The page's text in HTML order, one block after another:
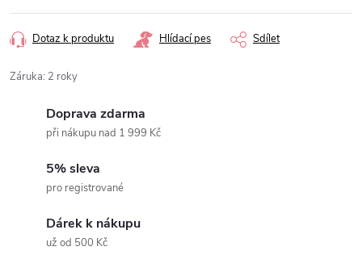
Dotaz k produktu Hlídací pes Sdílet
Záruka: 2 roky
Doprava zdarma
při nákupu nad 1 999 Kč
5% sleva
pro registrované
Dárek k nákupu
už od 500 Kč